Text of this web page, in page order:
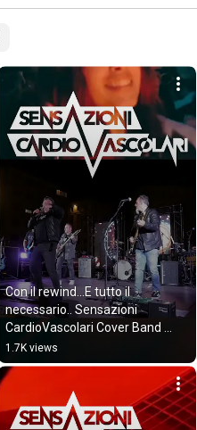
Con il rewind...E tutto il
necessario.. Sensazioni
CardioVascolari Cover Band
Vasco Rossi Ancona
1.7K views